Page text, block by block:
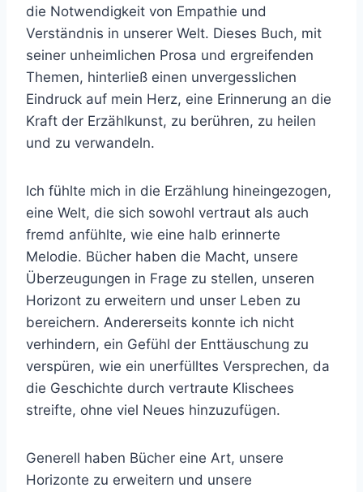
die Notwendigkeit von Empathie und
Verständnis in unserer Welt. Dieses Buch, mit
seiner unheimlichen Prosa und ergreifenden
Themen, hinterließ einen unvergesslichen
Eindruck auf mein Herz, eine Erinnerung an die
Kraft der Erzählkunst, zu berühren, zu heilen
und zu verwandeln.
Ich fühlte mich in die Erzählung hineingezogen,
eine Welt, die sich sowohl vertraut als auch
fremd anfühlte, wie eine halb erinnerte
Melodie. Bücher haben die Macht, unsere
Überzeugungen in Frage zu stellen, unseren
Horizont zu erweitern und unser Leben zu
bereichern. Andererseits konnte ich nicht
verhindern, ein Gefühl der Enttäuschung zu
verspüren, wie ein unerfülltes Versprechen, da
die Geschichte durch vertraute Klischees
streifte, ohne viel Neues hinzuzufügen.
Generell haben Bücher eine Art, unsere
Horizonte zu erweitern und unsere